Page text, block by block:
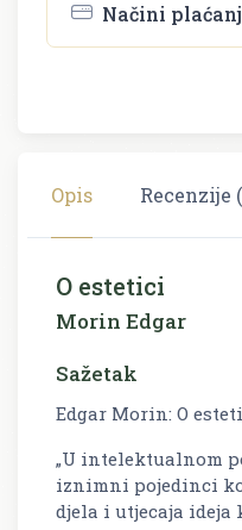
Načini
Opis Recenzije
O estetici
Morin Edgar
Sažetak
Edgar Morin: O
„U intelektualnom
iznimni pojedinci
djela i utjecaja ideja